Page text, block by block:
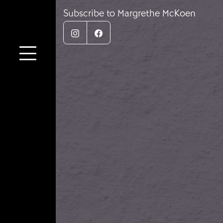
Subscribe to Margrethe McKoen
InstagramFacebook